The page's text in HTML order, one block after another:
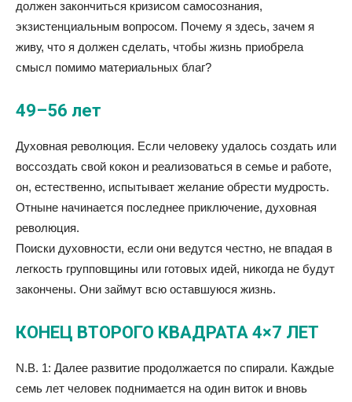
должен закончиться кризисом самосознания,
экзистенциальным вопросом. Почему я здесь, зачем я
живу, что я должен сделать, чтобы жизнь приобрела
смысл помимо материальных благ?
49–56 лет
Духовная революция. Если человеку удалось создать или
воссоздать свой кокон и реализоваться в семье и работе,
он, естественно, испытывает желание обрести мудрость.
Отныне начинается последнее приключение, духовная
революция.
Поиски духовности, если они ведутся честно, не впадая в
легкость групповщины или готовых идей, никогда не будут
закончены. Они займут всю оставшуюся жизнь.
КОНЕЦ ВТОРОГО КВАДРАТА 4×7 ЛЕТ
N.B. 1: Далее развитие продолжается по спирали. Каждые
семь лет человек поднимается на один виток и вновь